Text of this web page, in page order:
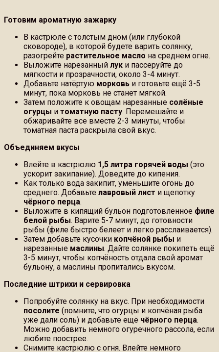
Готовим ароматную зажарку
В кастрюле с толстым дном (или глубокой
сковороде), в которой будете варить солянку,
разогрейте растительное масло на среднем огне.
Выложите нарезанный лук и пассеруйте до
мягкости и прозрачности, около 3-4 минут.
Добавьте натёртую морковь и готовьте ещё 3-5
минут, пока морковь не станет мягкой.
Затем положите к овощам нарезанные солёные
огурцы и томатную пасту. Перемешайте и
обжаривайте все вместе 2-3 минуты, чтобы
томатная паста раскрыла свой вкус.
Объединяем вкусы
Влейте в кастрюлю 1,5 литра горячей воды (это
ускорит закипание). Доведите до кипения.
Как только вода закипит, уменьшите огонь до
среднего. Добавьте лавровый лист и щепотку
чёрного перца.
Выложите в кипящий бульон подготовленное филе
белой рыбы. Варите 5-7 минут, до готовности
рыбы (филе быстро белеет и легко расслаивается).
Затем добавьте кусочки копчёной рыбы и
нарезанные маслины. Дайте солянке покипеть ещё
3-5 минут, чтобы копчёность отдала свой аромат
бульону, а маслины пропитались вкусом.
Последние штрихи и сервировка
Попробуйте солянку на вкус. При необходимости
посолите (помните, что огурцы и копчёная рыба
уже дали соль) и добавьте ещё чёрного перца.
Можно добавить немного огуречного рассола, если
любите поострее.
Снимите кастрюлю с огня. Влейте немного